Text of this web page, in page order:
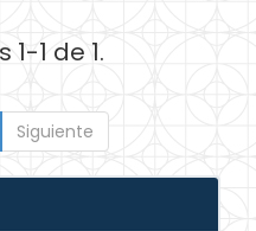
1 de 1.
Siguiente